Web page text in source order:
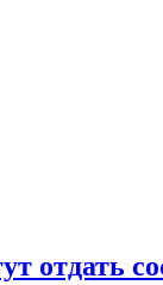
отдать